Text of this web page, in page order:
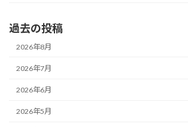
過去の投稿
2026年8月
2026年7月
2026年6月
2026年5月